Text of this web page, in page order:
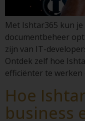
Met Ishtar365 kun
documentbeheer
zijn van IT-
Ontdek zelf hoe
efficiënter te
Hoe
business